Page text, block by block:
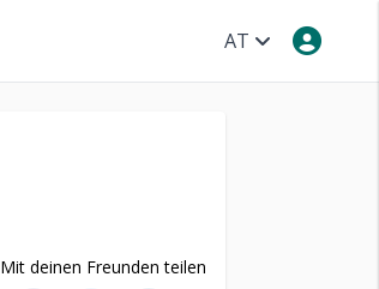
AT
Mit deinen Freunden teilen